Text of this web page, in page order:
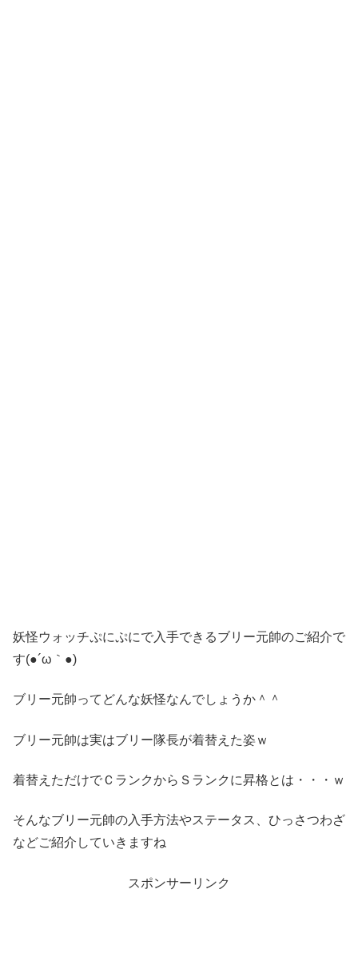
妖怪ウォッチぷにぷにで入手できるブリー元帥のご紹介で
す(●´ω｀●)
ブリー元帥ってどんな妖怪なんでしょうか＾＾
ブリー元帥は実はブリー隊長が着替えた姿ｗ
着替えただけでＣランクからＳランクに昇格とは・・・ｗ
そんなブリー元帥の入手方法やステータス、ひっさつわざ
などご紹介していきますね
スポンサーリンク